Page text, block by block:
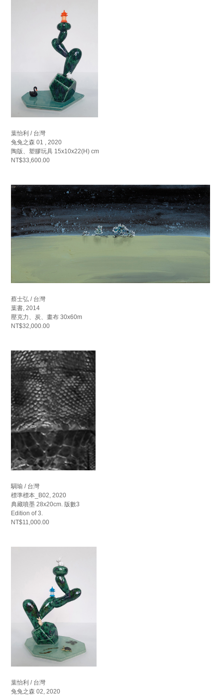
葉怡利 / 台灣
兔兔之森 01 , 2020
陶版、塑膠玩具 15x10x22(H) cm
NT$33,600.00
蔡士弘 / 台灣
葉書, 2014
壓克力、炭、畫布 30x60m
NT$32,000.00
騆瑜 / 台灣
標準標本_B02, 2020
典藏噴墨 28x20cm. 版數3
Edition of 3.
NT$11,000.00
葉怡利 / 台灣
兔兔之森 02, 2020